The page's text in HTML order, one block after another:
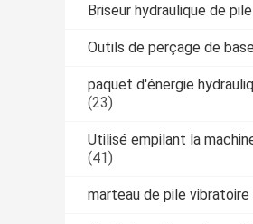
Briseur hydraulique de pile
Outils de perçage de base
paquet d'énergie
(23)
Utilisé empilant la
(41)
marteau de pile vibratoire